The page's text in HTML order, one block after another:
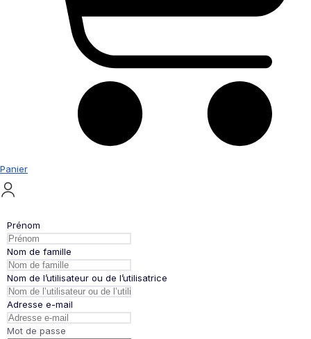
Panier
Prénom
Nom de famille
Nom de l’utilisateur ou de l’utilisatrice
Adresse e-mail
Mot de passe